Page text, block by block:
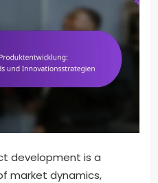
development is a
market dynamics,